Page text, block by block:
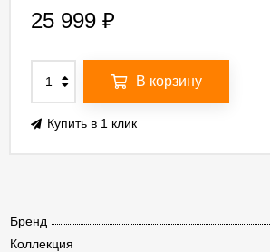
Бренд
Коллекция
25 999 ₽
В корзину
Купить в 1 клик